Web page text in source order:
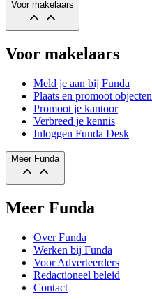
Voor makelaars
Voor makelaars
Meld je aan bij Funda
Plaats en promoot objecten
Promoot je kantoor
Verbreed je kennis
Inloggen Funda Desk
Meer Funda
Meer Funda
Over Funda
Werken bij Funda
Voor Adverteerders
Redactioneel beleid
Contact